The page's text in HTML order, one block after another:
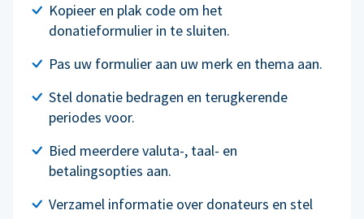
Kopieer en plak code om het
donatieformulier in te sluiten.
Pas uw formulier aan uw merk en thema aan.
Stel donatie bedragen en terugkerende
periodes voor.
Bied meerdere valuta-, taal- en
betalingsopties aan.
Verzamel informatie over donateurs en stel